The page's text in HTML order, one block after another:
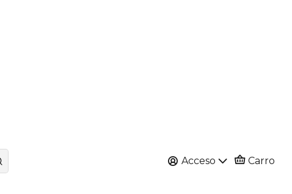
Acceso Carro